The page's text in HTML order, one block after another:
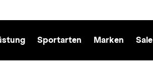
Sportarten Marken Sale